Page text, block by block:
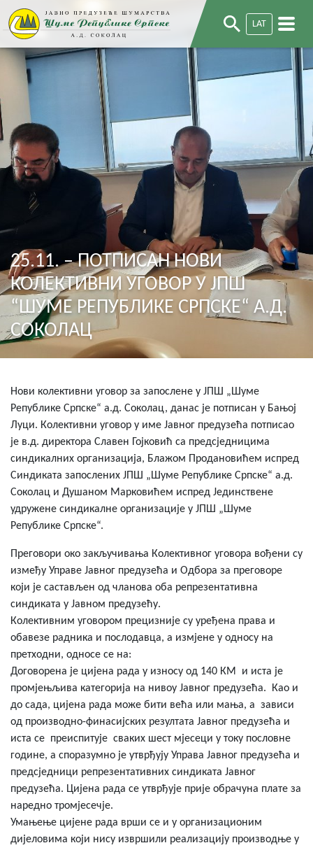
LAT
25.11. – ПОТПИСАН НОВИ
КОЛЕКТИВНИ УГОВОР У ЈПШ
“ШУМЕ РЕПУБЛИКЕ СРПСКЕ“ А.Д.
СОКОЛАЦ
Нови колективни уговор за запослене у ЈПШ „Шуме
Републике Српске“ а.д. Соколац, данас је потписан у Бањој
Луци. Колективни уговор у име Јавног предузећа потписао
је в.д. директора Славен Гојковић са предсједницима
синдикалних организација, Блажом Продановићем испред
Синдиката запослених ЈПШ „Шуме Републике Српске“ а.д.
Соколац и Душаном Марковићем испред Јединствене
удружене синдикалне организације у ЈПШ „Шуме
Републике Српске“.
Преговори око закључивања Колективног уговора вођени су
између Управе Јавног предузећа и Одбора за преговоре
који је састављен од чланова оба репрезентативна
синдиката у Јавном предузећу.
Колективним уговором прецизније су уређена права и
обавезе радника и послодавца, а измјене у односу на
претходни, односе се на:
Договорена је цијена рада у износу од 140 КМ и иста је
промјењљива категорија на нивоу Јавног предузећа. Као и
до сада, цијена рада може бити већа или мања, а зависи
од производно-финасијских резултата Јавног предузећа и
иста се преиспитује сваких шест мјесеци у току пословне
године, а споразумно је утврђују Управа Јавног предузећа и
предсједници репрезентативних синдиката Јавног
предузећа. Цијена рада се утврђује прије обрачуна плате за
наредно тромјесечје.
Умањење цијене рада врши се и у организационим
дијеловима који нису извршили реализацију производње у